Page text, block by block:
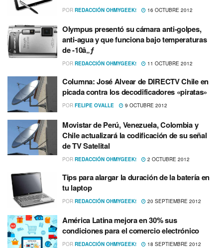
POR REDACCIÓN OHMYGEEK! 16 OCTUBRE 2012
Olympus presentó su cámara anti-golpes,
anti-agua y que funciona bajo temperaturas
de -10â„ƒ
POR REDACCIÓN OHMYGEEK! 11 OCTUBRE 2012
Columna: José Alvear de DIRECTV Chile en
picada contra los decodificadores «piratas»
POR FELIPE OVALLE 9 OCTUBRE 2012
Movistar de Perú, Venezuela, Colombia y
Chile actualizará la codificación de su señal
de TV Satelital
POR REDACCIÓN OHMYGEEK! 2 OCTUBRE 2012
Tips para alargar la duración de la baterí­a en
tu laptop
POR REDACCIÓN OHMYGEEK! 20 SEPTIEMBRE 2012
América Latina mejora en 30% sus
condiciones para el comercio electrónico
POR REDACCIÓN OHMYGEEK! 18 SEPTIEMBRE 2012